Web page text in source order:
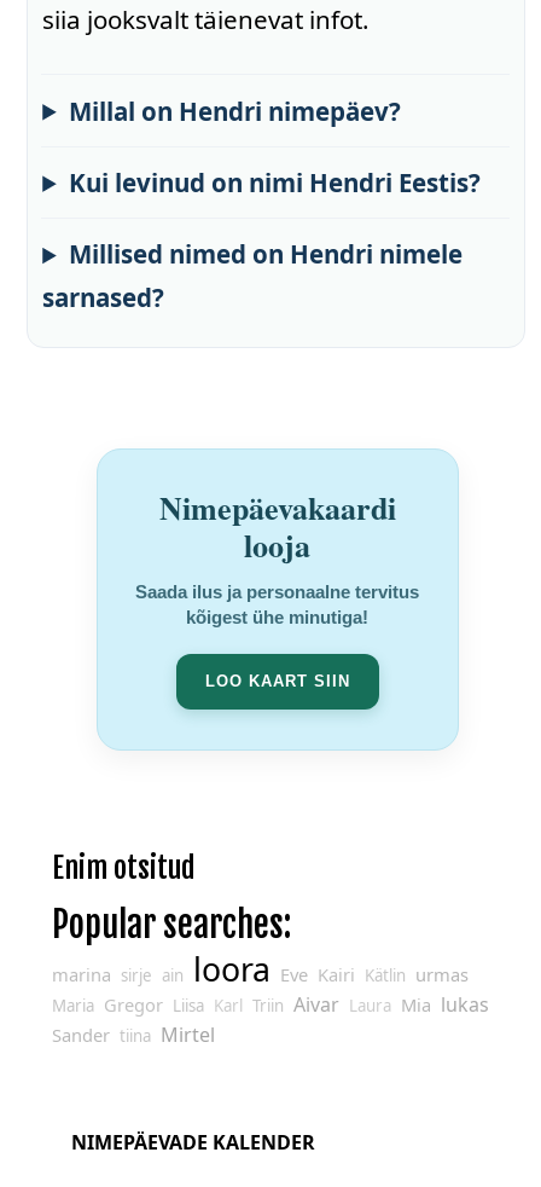
siia jooksvalt täienevat infot.
Millal on Hendri nimepäev?
Kui levinud on nimi Hendri Eestis?
Millised nimed on Hendri nimele
sarnased?
Nimepäevakaardi
looja
Saada ilus ja personaalne tervitus
kõigest ühe minutiga!
LOO KAART SIIN
Enim otsitud
Popular searches:
marina sirje ain loora Eve Kairi Kätlin urmas
Maria Gregor Liisa Karl Triin Aivar Laura Mia lukas
Sander tiina Mirtel
NIMEPÄEVADE KALENDER